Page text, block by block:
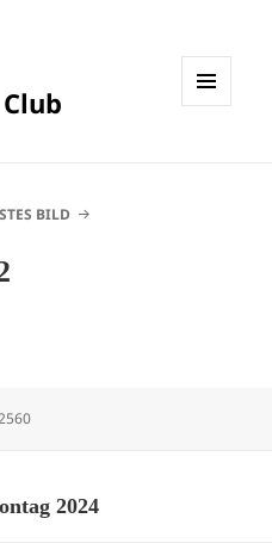
BILD
2024